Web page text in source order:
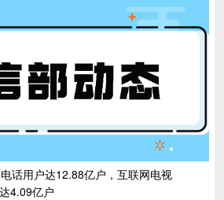
话用户达12.88亿户，互联网电视
4.09亿户